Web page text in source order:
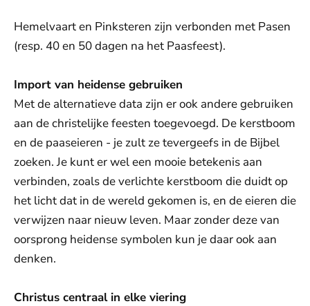
Hemelvaart en Pinksteren zijn verbonden met Pasen
(resp. 40 en 50 dagen na het Paasfeest).
Import van heidense gebruiken
Met de alternatieve data zijn er ook andere gebruiken
aan de christelijke feesten toegevoegd. De kerstboom
en de paaseieren - je zult ze tevergeefs in de Bijbel
zoeken. Je kunt er wel een mooie betekenis aan
verbinden, zoals de verlichte kerstboom die duidt op
het licht dat in de wereld gekomen is, en de eieren die
verwijzen naar nieuw leven. Maar zonder deze van
oorsprong heidense symbolen kun je daar ook aan
denken.
Christus centraal in elke viering